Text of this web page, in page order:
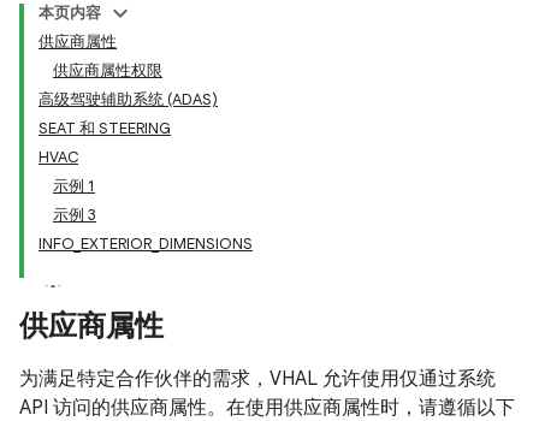
本页内容
供应商属性
供应商属性权限
高级驾驶辅助系统 (ADAS)
SEAT 和 STEERING
HVAC
示例 1
示例 3
INFO_EXTERIOR_DIMENSIONS
供应商属性
为满足特定合作伙伴的需求，VHAL 允许使用仅通过系统
API 访问的供应商属性。在使用供应商属性时，请遵循以下